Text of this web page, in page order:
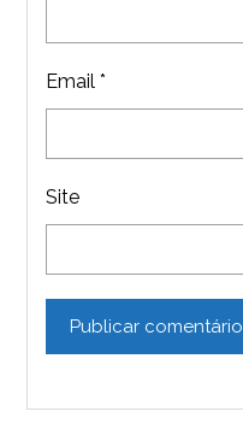
Email*
Site
Publicar comentário